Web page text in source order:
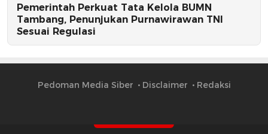
Pemerintah Perkuat Tata Kelola BUMN
Tambang, Penunjukan Purnawirawan TNI
Sesuai Regulasi
Pedoman Media Siber Disclaimer Redaksi